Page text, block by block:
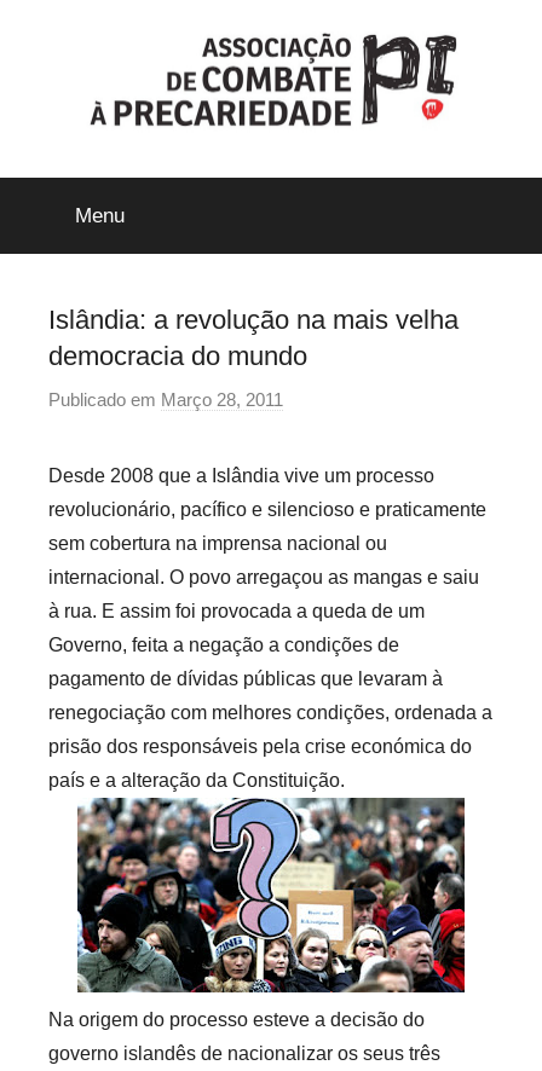
ACP-
Precári@s
Inflexíveis
Menu
Islândia: a revolução na mais velha
democracia do mundo
Publicado em Março 28, 2011
e
c
a
r
i
o
s
i
n
l
e
x
i
v
e
i
Desde 2008 que a Islândia vive um processo
revolucionário, pacífico e silencioso e praticamente
sem cobertura na imprensa nacional ou
internacional. O povo arregaçou as mangas e saiu
à rua. E assim foi provocada a queda de um
Governo, feita a negação a condições de
pagamento de dívidas públicas que levaram à
renegociação com melhores condições, ordenada a
prisão dos responsáveis pela crise económica do
país e a alteração da Constituição.
Na origem do processo esteve a decisão do
governo islandês de nacionalizar os seus três